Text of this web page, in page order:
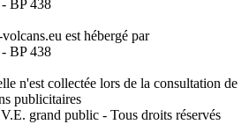
BP 438
est hébergé par
BP 438
n'est collectée lors de la consultation de
publicitaires
grand public - Tous droits réservés